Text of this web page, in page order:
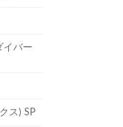
イバー
ス) SP